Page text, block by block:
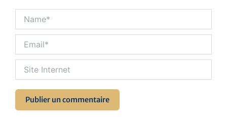
Internet